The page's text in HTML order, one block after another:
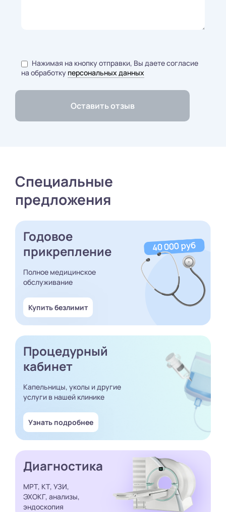
Нажимая на кнопку отправки, Вы даете согласие
на обработку персональных данных
Специальные
предложения
Годовое
прикрепление
Полное медицинское
обслуживание
Купить безлимит
Процедурный
кабинет
Капельницы, уколы и другие
услуги в нашей клинике
Узнать подробнее
Диагностика
МРТ, КТ, УЗИ,
ЭХОКГ, анализы,
эндоскопия